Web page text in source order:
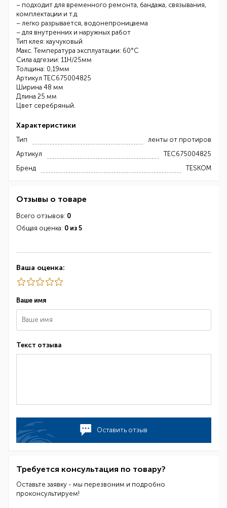
– подходит для временного ремонта, бандажа, связывания,
комплектации и т.д.
– легко разрывается, водонепроницаема
– для внутренних и наружных работ
Тип клея: каучуковый
Макс. Температура эксплуатации: 60°С
Сила адгезии: 11Н/25мм
Толщина: 0,19мм
Артикул TEC675004825
Ширина 48 мм
Длина 25 мм
Цвет серебряный.
Характеристики
Тип
ленты от протиров
Артикул
TEC675004825
Бренд
TESKOM
Отзывы о товаре
Всего отзывов: 0
Общая оценка: 0 из 5
Ваша оценка:
Ваше имя
Текст отзыва
Оставить отзыв
Требуется консультация по товару?
Оставьте заявку - мы перезвоним и подробно
проконсультируем!